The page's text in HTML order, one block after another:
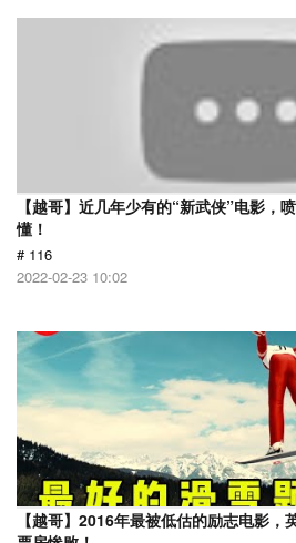
【越哥】近几年少有的“新武侠”电影，
懂！
# 116
2022-02-23 10:02
【越哥】2016年最被低估的励志电影